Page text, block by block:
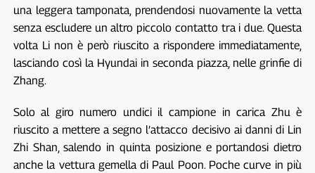
una leggera tamponata, prendendosi nuovamente la vetta
senza escludere un altro piccolo contatto tra i due. Questa
volta Li non è però riuscito a rispondere immediatamente,
lasciando così la Hyundai in seconda piazza, nelle grinfie di
Zhang.
Solo al giro numero undici il campione in carica Zhu è
riuscito a mettere a segno l’attacco decisivo ai danni di Lin
Zhi Shan, salendo in quinta posizione e portandosi dietro
anche la vettura gemella di Paul Poon. Poche curve in più